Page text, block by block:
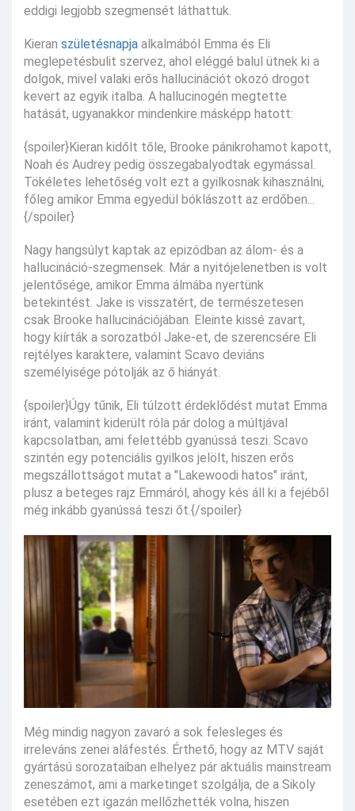
eddigi legjobb szegmensét láthattuk.
Kieran születésnapja alkalmából Emma és Eli
meglepetésbulit szervez, ahol eléggé balul ütnek ki a
dolgok, mivel valaki erős hallucinációt okozó drogot
kevert az egyik italba. A hallucinogén megtette
hatását, ugyanakkor mindenkire másképp hatott:
{spoiler}Kieran kidőlt tőle, Brooke pánikrohamot kapott,
Noah és Audrey pedig összegabalyodtak egymással.
Tökéletes lehetőség volt ezt a gyilkosnak kihasználni,
főleg amikor Emma egyedül bóklászott az erdőben...
{/spoiler}
Nagy hangsúlyt kaptak az epizódban az álom- és a
hallucináció-szegmensek. Már a nyitójelenetben is volt
jelentősége, amikor Emma álmába nyertünk
betekintést. Jake is visszatért, de természetesen
csak Brooke hallucinációjában. Eleinte kissé zavart,
hogy kiírták a sorozatból Jake-et, de szerencsére Eli
rejtélyes karaktere, valamint Scavo deviáns
személyisége pótolják az ő hiányát.
{spoiler}Úgy tűnik, Eli túlzott érdeklődést mutat Emma
iránt, valamint kiderült róla pár dolog a múltjával
kapcsolatban, ami felettébb gyanússá teszi. Scavo
szintén egy potenciális gyilkos jelölt, hiszen erős
megszállottságot mutat a "Lakewoodi hatos" iránt,
plusz a beteges rajz Emmáról, ahogy kés áll ki a fejéből
még inkább gyanússá teszi őt.{/spoiler}
Még mindig nagyon zavaró a sok felesleges és
irreleváns zenei aláfestés. Érthető, hogy az MTV saját
gyártású sorozataiban elhelyez pár aktuális mainstream
zeneszámot, ami a marketinget szolgálja, de a Sikoly
esetében ezt igazán mellőzhették volna, hiszen